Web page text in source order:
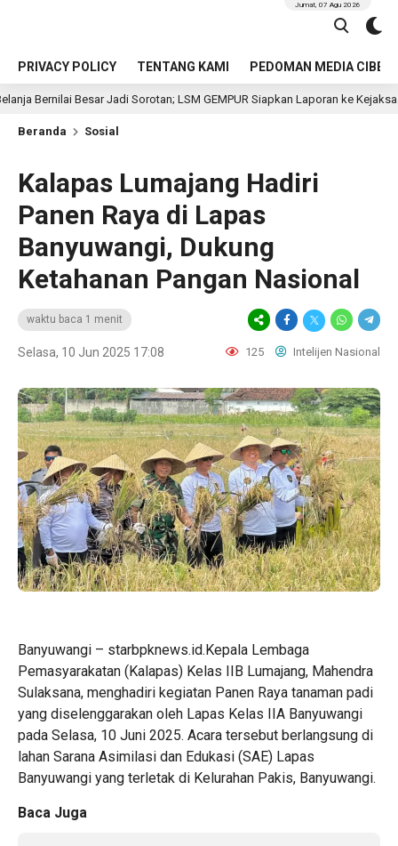
PRIVACY POLICY TENTANG KAMI PEDOMAN MEDIA CIBER
Jumat, 07 Agu 2026
Jadi Sorotan; LSM GEMPUR Siapkan Laporan ke Kejaksaan 2
Beranda Sosial
Kalapas Lumajang Hadiri
Panen Raya di Lapas
Banyuwangi, Dukung
Ketahanan Pangan Nasional
waktu baca 1 menit
Selasa, 10 Jun 2025 17:08 125 Intelijen Nasional
Banyuwangi – starbpknews.id.Kepala Lembaga
Pemasyarakatan (Kalapas) Kelas IIB Lumajang, Mahendra
Sulaksana, menghadiri kegiatan Panen Raya tanaman padi
yang diselenggarakan oleh Lapas Kelas IIA Banyuwangi
pada Selasa, 10 Juni 2025. Acara tersebut berlangsung di
lahan Sarana Asimilasi dan Edukasi (SAE) Lapas
Banyuwangi yang terletak di Kelurahan Pakis, Banyuwangi.
Baca Juga